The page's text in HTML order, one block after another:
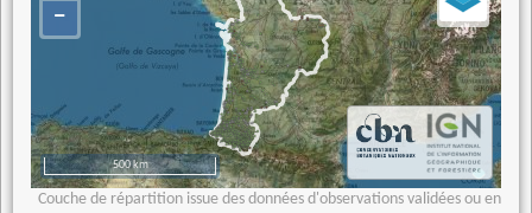
−
500 km
Couche de répartition issue des données d'observations validées ou en